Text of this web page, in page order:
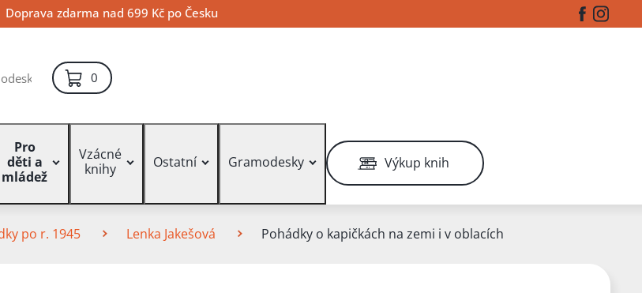
Doprava zdarma nad 699 Kč po Česku Facebook
0položek – košík
Pro
děti a
mládež
Vzácné
knihy
Ostatní Gramodesky Výkup knih
po r. 1945 Lenka Jakešová Pohádky o kapičkách na zemi i v oblacích